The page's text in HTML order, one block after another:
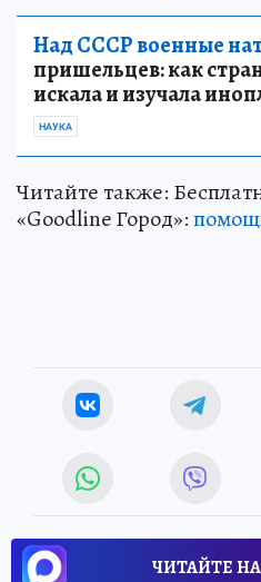
Над СССР военные
пришельцев: как
искала и изучала
НАУКА
Читайте также:
«Goodline Город»:
ЧИТАЙТЕ